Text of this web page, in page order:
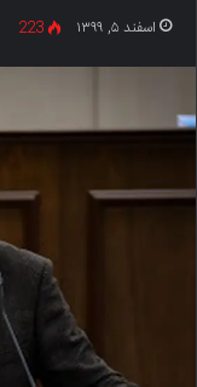
اسفند ۵, ۱۳۹۹ 223